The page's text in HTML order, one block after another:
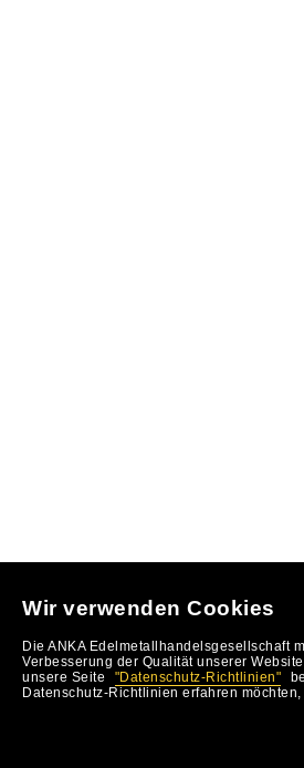
Wir verwenden Cookies
Die ANKA Edelmetallhandelsgesellschaft
Verbesserung der Qualität unserer
unsere Seite
"Datenschutz-Richtlinien"
Datenschutz-Richtlinien erfahren